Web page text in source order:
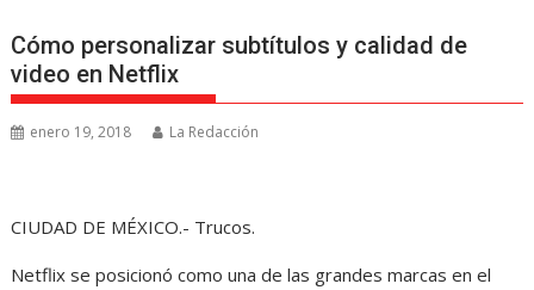
Cómo personalizar subtítulos y calidad de
video en Netflix
enero 19, 2018 La Redacción
CIUDAD DE MÉXICO.- Trucos.
Netflix se posicionó como una de las grandes marcas en el